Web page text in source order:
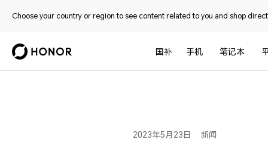
Choose your country or region to see content related to you and shop
国补 手机 笔记本
2023年5月23日 新闻